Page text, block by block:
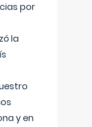
por
la
y en